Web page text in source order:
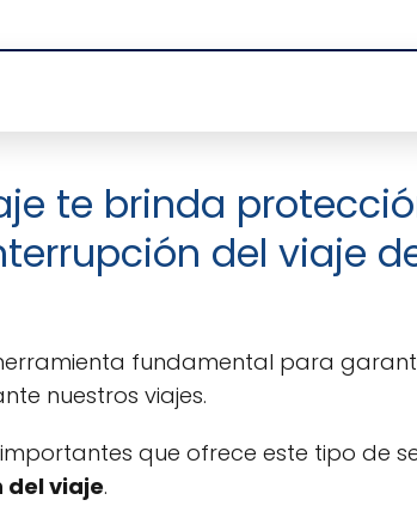
te brinda
del viaje
fundamental para
nuestros viajes.
que ofrece este tipo de
del viaje.